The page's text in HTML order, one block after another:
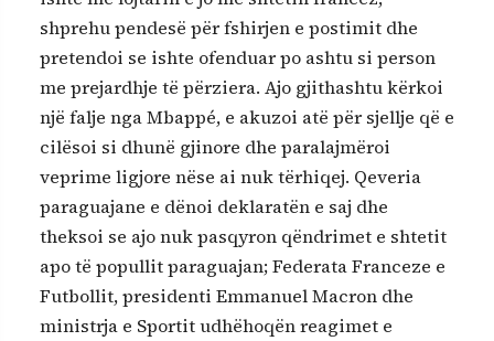
shprehu pendesë për fshirjen e postimit dhe
pretendoi se ishte ofenduar po ashtu si person
me prejardhje të përziera. Ajo gjithashtu kërkoi
një falje nga Mbappé, e akuzoi atë për sjellje që e
cilësoi si dhunë gjinore dhe paralajmëroi
veprime ligjore nëse ai nuk tërhiqej. Qeveria
paraguajane e dënoi deklaratën e saj dhe
theksoi se ajo nuk pasqyron qëndrimet e shtetit
apo të popullit paraguajan; Federata Franceze e
Futbollit, presidenti Emmanuel Macron dhe
ministrja e Sportit udhëhoqën reagimet e